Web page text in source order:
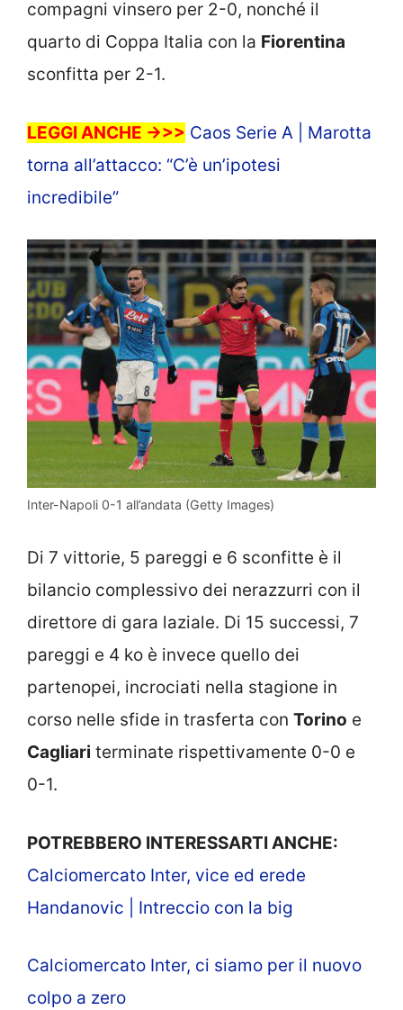
compagni vinsero per 2-0, nonché il
quarto di Coppa Italia con la Fiorentina
sconfitta per 2-1.
LEGGI ANCHE ->>> Caos Serie A | Marotta
torna all’attacco: “C’è un’ipotesi
incredibile”
Inter-Napoli 0-1 all’andata (Getty Images)
Di 7 vittorie, 5 pareggi e 6 sconfitte è il
bilancio complessivo dei nerazzurri con il
direttore di gara laziale. Di 15 successi, 7
pareggi e 4 ko è invece quello dei
partenopei, incrociati nella stagione in
corso nelle sfide in trasferta con Torino e
Cagliari terminate rispettivamente 0-0 e
0-1.
POTREBBERO INTERESSARTI ANCHE:
Calciomercato Inter, vice ed erede
Handanovic | Intreccio con la big
Calciomercato Inter, ci siamo per il nuovo
colpo a zero